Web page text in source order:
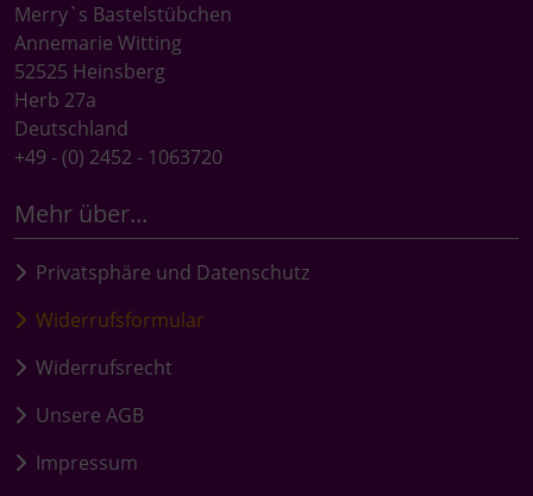
Merry`s Bastelstübchen
Annemarie Witting
52525 Heinsberg
Herb 27a
Deutschland
+49 - (0) 2452 - 1063720
Mehr über...
Privatsphäre und Datenschutz
Widerrufsformular
Widerrufsrecht
Unsere AGB
Impressum